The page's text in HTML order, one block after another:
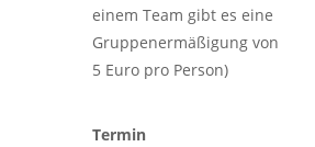
einem Team gibt es eine
Gruppenermäßigung von
5 Euro pro Person)
Termin